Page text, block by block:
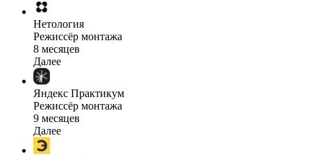
Нетология
Режиссёр монтажа
8 месяцев
Далее
Яндекс Практикум
Режиссёр монтажа
9 месяцев
Далее